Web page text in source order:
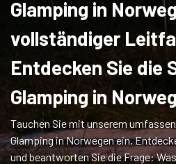
Glamping in
vollständiger
Entdecken Sie die
Glamping in
Tauchen Sie mit unserem
Glamping in Norwegen ein.
und beantworten Sie die Frage: